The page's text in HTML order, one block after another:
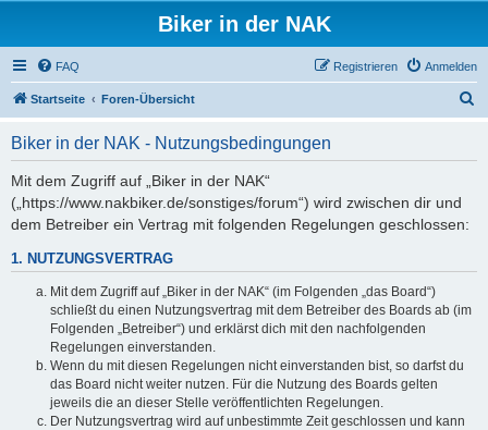
Biker in der NAK
FAQ Anmelden
Registrieren
Startseite Foren-Übersicht
Biker in der NAK - Nutzungsbedingungen
Mit dem Zugriff auf „Biker in der NAK“
(„https://www.nakbiker.de/sonstiges/forum“) wird zwischen dir und
dem Betreiber ein Vertrag mit folgenden Regelungen geschlossen:
1. NUTZUNGSVERTRAG
Mit dem Zugriff auf „Biker in der NAK“ (im Folgenden „das Board“)
schließt du einen Nutzungsvertrag mit dem Betreiber des Boards ab (im
Folgenden „Betreiber“) und erklärst dich mit den nachfolgenden
Regelungen einverstanden.
Wenn du mit diesen Regelungen nicht einverstanden bist, so darfst du
das Board nicht weiter nutzen. Für die Nutzung des Boards gelten
jeweils die an dieser Stelle veröffentlichten Regelungen.
Der Nutzungsvertrag wird auf unbestimmte Zeit geschlossen und kann